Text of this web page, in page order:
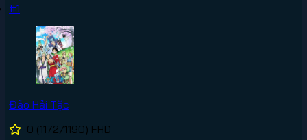
#1
Đảo Hải Tặc
0 (1172/1190) FHD